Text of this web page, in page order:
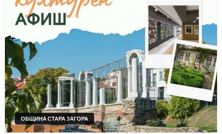
ОБЩИНА СТАРА ЗАГОРА